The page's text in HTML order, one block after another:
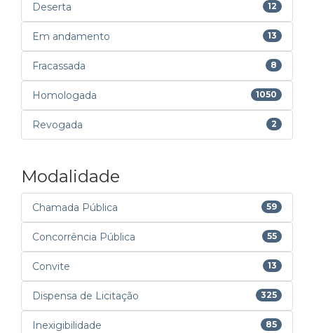
Deserta 12
Em andamento 13
Fracassada 8
Homologada 1050
Revogada 2
Modalidade
Chamada Pública 59
Concorrência Pública 55
Convite 13
Dispensa de Licitação 325
Inexigibilidade 85